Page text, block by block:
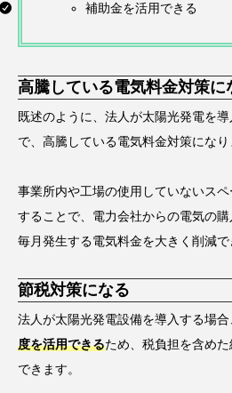
補助金を活用できる
高騰している電気料金対策に
既述のように、法人が太陽光発電を
で、高騰している電気料金対策になり
事業所内や工場の使用していないス
することで、電力会社からの電気の購
毎月発生する電気料金を大きく削減で
節税対策になる
法人が太陽光発電設備を導入する場
度を活用できるため、税負担を含め
できます。